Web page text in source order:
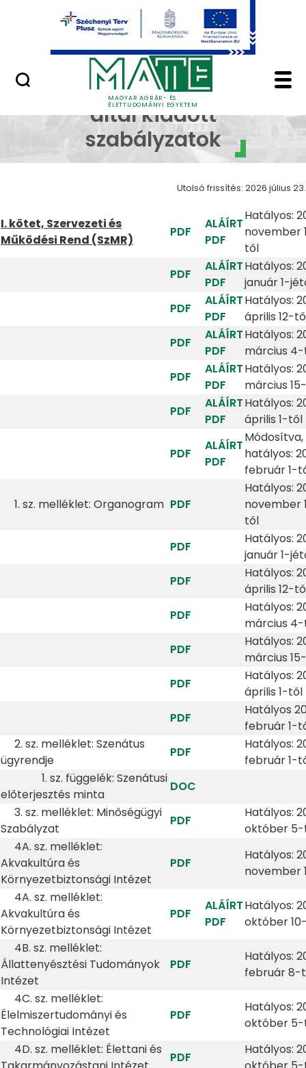
Ugrás a fő tartalomhoz
MAGYAR AGRÁR- ÉS
ÉLETTUDOMÁNYI EGYETEM
Minőségügy
Kuratórium által
Kuratórium
által kiadott
szabályzatok
Utolsó frissítés: 2026 július 23.
I. kötet, Szervezeti és
Működési Rend (SzMR)
PDF
ALÁÍRT
PDF
Hatályos:
november
től
PDF
ALÁÍRT
PDF
Hatályos:
január 1-
PDF
ALÁÍRT
PDF
Hatályos:
április 12-
PDF
ALÁÍRT
PDF
Hatályos:
március
PDF
ALÁÍRT
PDF
Hatályos:
március
PDF
ALÁÍRT
PDF
Hatályos:
április 1-től
PDF
ALÁÍRT
PDF
Módosítva,
hatályos:
február 1-
1. sz. melléklet: Organogram PDF
Hatályos:
november
től
PDF
Hatályos:
január 1-
PDF
Hatályos:
április 12-
PDF
Hatályos:
március
PDF
Hatályos:
március
PDF
Hatályos:
április 1-től
PDF
Hatályos
február 1-
2. sz. melléklet: Szenátus
ügyrendje
PDF
Hatályos:
február 1-
1. sz. függelék: Szenátusi
előterjesztés minta
DOC
3. sz. melléklet: Minőségügyi
Szabályzat
PDF
Hatályos:
október
4A. sz. melléklet:
Akvakultúra és
Környezetbiztonsági Intézet
PDF
Hatályos:
november
4A. sz. melléklet:
Akvakultúra és
Környezetbiztonsági Intézet
PDF
ALÁÍRT
PDF
Hatályos:
október
4B. sz. melléklet:
Állattenyésztési Tudományok
Intézet
PDF
Hatályos:
február 8-
4C. sz. melléklet:
Élelmiszertudományi és
Technológiai Intézet
PDF
Hatályos:
október
4D. sz. melléklet: Élettani és
PDF
Hatályos: